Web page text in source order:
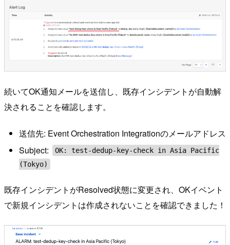
続いてOK通知メールを送信し、既存インシデントが自動解
決されることを確認します。
送信先: Event Orchestration Integrationのメールアドレス
Subject:
OK: test-dedup-key-check in Asia Pacific
(Tokyo)
既存インシデントがResolved状態に変更され、OKイベント
で新規インシデントは作成されないことを確認できました！